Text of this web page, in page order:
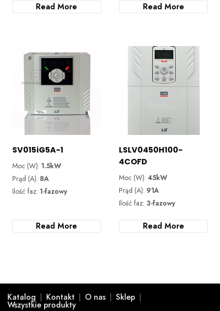
Read More Read More
SV015iG5A-1
Moc (W): 1.5kW
Prąd (A): 8A
Ilość faz: 1-fazowy
Read More
LSLV0450H100-
4COFD
Moc (W):45kW
Prąd (A): 91A
Ilość faz: 3-fazowy
Read More
Katalog Kontakt O nas Sklep
Wszystkie produkty